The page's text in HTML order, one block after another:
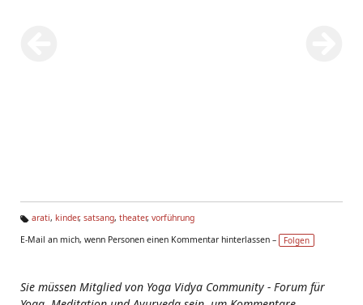
g
arati, kinder, satsang, theater, vorführung
E-Mail an mich, wenn Personen einen Kommentar hinterlassen –
Folgen
Sie müssen Mitglied von Yoga Vidya Community - Forum für